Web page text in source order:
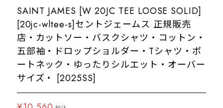
SAINT JAMES [W 20JC TEE LOOSE SOLID]
[20jc-wltee-s]セントジェームス 正規販売
店・カットソー・バスクシャツ・コットン・
五部袖・ドロップショルダー・Tシャツ・ポ
ートネック・ゆったりシルエット・オーバー
サイズ・ [2025SS]